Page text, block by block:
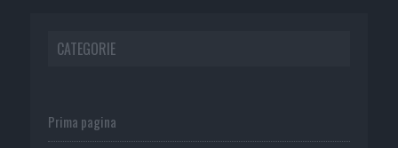
CATEGORIE
Prima pagina